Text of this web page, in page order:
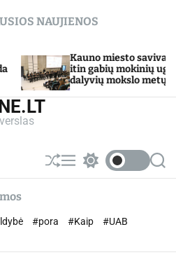
NAUJIENOS
Kauno miesto savivaldybė
itin gabių mokinių ugdymo
dalyvių mokslo metų baigimo šventė
S
h
e
M
e w
h
S
e
#pora #Kaip
#UAB